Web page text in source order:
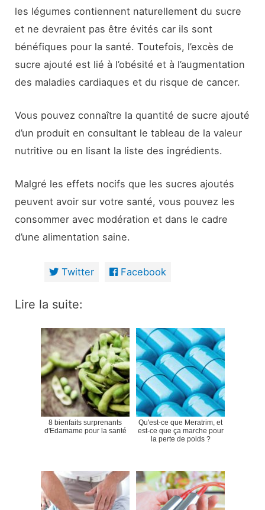
les légumes contiennent naturellement du sucre
et ne devraient pas être évités car ils sont
bénéfiques pour la santé. Toutefois, l’excès de
sucre ajouté est lié à l’obésité et à l’augmentation
des maladies cardiaques et du risque de cancer.
Vous pouvez connaître la quantité de sucre ajouté
d’un produit en consultant le tableau de la valeur
nutritive ou en lisant la liste des ingrédients.
Malgré les effets nocifs que les sucres ajoutés
peuvent avoir sur votre santé, vous pouvez les
consommer avec modération et dans le cadre
d’une alimentation saine.
Twitter Facebook
Lire la suite:
8 bienfaits surprenants
d'Edamame pour la santé
Qu'est-ce que Meratrim, et
est-ce que ça marche pour
la perte de poids ?